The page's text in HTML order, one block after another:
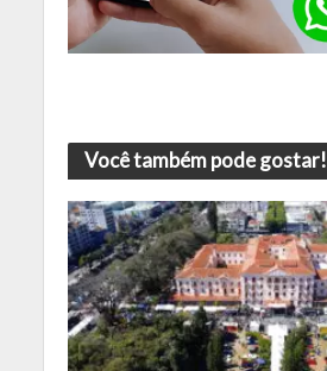
Você também pode gostar!